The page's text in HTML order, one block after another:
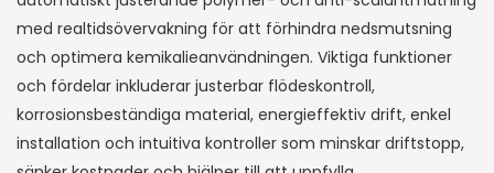
med realtidsövervakning för att förhindra nedsmutsning
och optimera kemikalieanvändningen. Viktiga funktioner
och fördelar inkluderar justerbar flödeskontroll,
korrosionsbeständiga material, energieffektiv drift, enkel
installation och intuitiva kontroller som minskar driftstopp,